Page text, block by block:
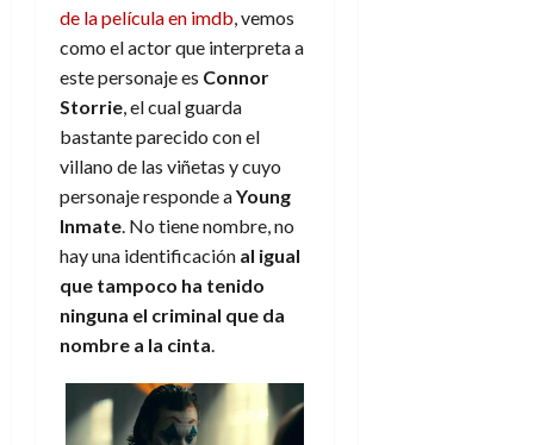
de la película en imdb, vemos
como el actor que interpreta a
este personaje es Connor
Storrie, el cual guarda
bastante parecido con el
villano de las viñetas y cuyo
personaje responde aYoung
Inmate. No tiene nombre, no
hay una identificación al igual
que tampoco ha tenido
ninguna el criminal que da
nombre a la cinta.